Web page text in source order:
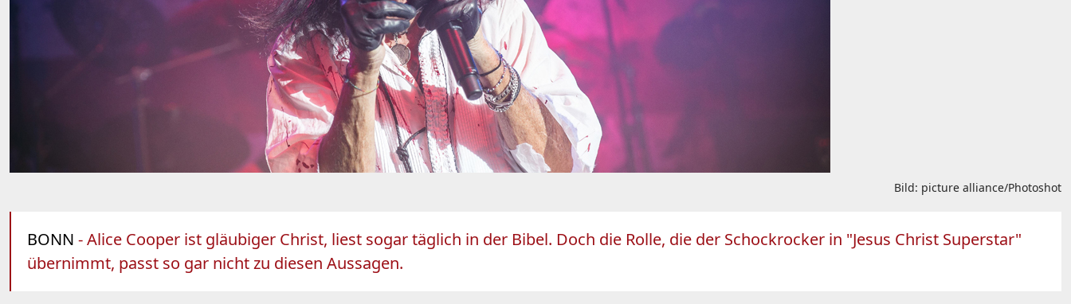
Bild: picture alliance/Photoshot
BONN - Alice Cooper ist gläubiger Christ, liest sogar täglich in der Bibel. Doch die Rolle, die der Schockrocker in "Jesus Christ Superstar"
übernimmt, passt so gar nicht zu diesen Aussagen.